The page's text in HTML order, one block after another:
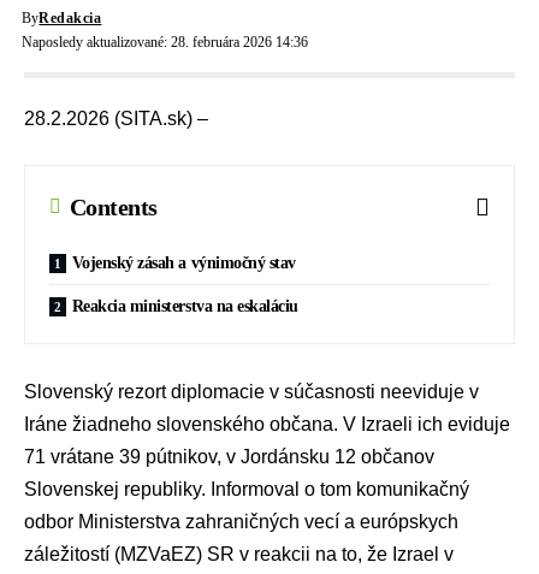
Naposledy aktualizované: 28. februára 2026 14:36
ByRedakcia
28.2.2026 (SITA.sk) –
Contents
Vojenský zásah a výnimočný stav
Reakcia ministerstva na eskaláciu
Slovenský rezort diplomacie v súčasnosti neeviduje v
Iráne žiadneho slovenského občana. V Izraeli ich eviduje
71 vrátane 39 pútnikov, v Jordánsku 12 občanov
Slovenskej republiky. Informoval o tom komunikačný
odbor Ministerstva zahraničných vecí a európskych
záležitostí (MZVaEZ) SR v reakcii na to, že Izrael v